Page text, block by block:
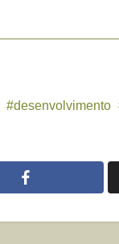
desenvolvimento